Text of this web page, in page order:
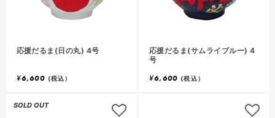
応援だるま(日の丸) 4号
¥6,600 (税込）
応援だるま(サムライブルー) 4
号
¥6,600 (税込）
SOLD OUT